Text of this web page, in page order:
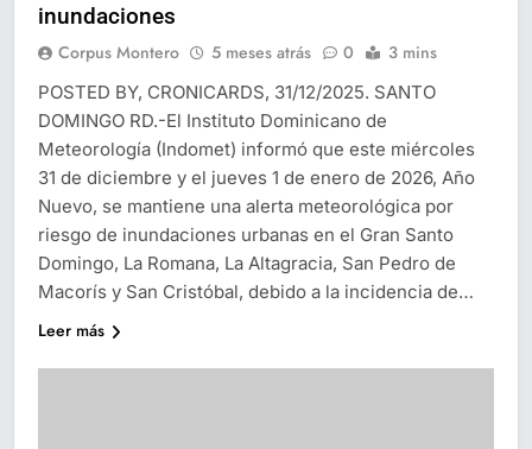
inundaciones
Corpus Montero 5 meses atrás 0 3 mins
POSTED BY, CRONICARDS, 31/12/2025. SANTO
DOMINGO RD.-El Instituto Dominicano de
Meteorología (Indomet) informó que este miércoles
31 de diciembre y el jueves 1 de enero de 2026, Año
Nuevo, se mantiene una alerta meteorológica por
riesgo de inundaciones urbanas en el Gran Santo
Domingo, La Romana, La Altagracia, San Pedro de
Macorís y San Cristóbal, debido a la incidencia de…
Leer más